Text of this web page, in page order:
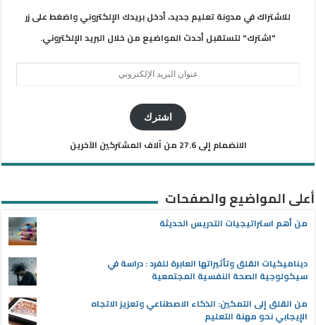
للاشتراك في مدونة تعليم جديد، أدخل بريدك الإلكتروني واضغط على زر
"اشترك" لتستقبل أحدث المواضيع من خلال البريد الإلكتروني.
اشترك
الانضمام إلى 27.6 من آلاف المشتركين الآخرين
أعلى المواضيع والصفحات
من أهم استراتيجيات التدريس الحديثة
ديناميكيات القلق وتأثيراتها العابرة للفرد : دراسة في
سيكولوجية الصحة النفسية المجتمعية
من القلق إلى التمكين: الذكاء الاصطناعي وتعزيز الاتجاه
الإيجابي نحو مهنة التعليم